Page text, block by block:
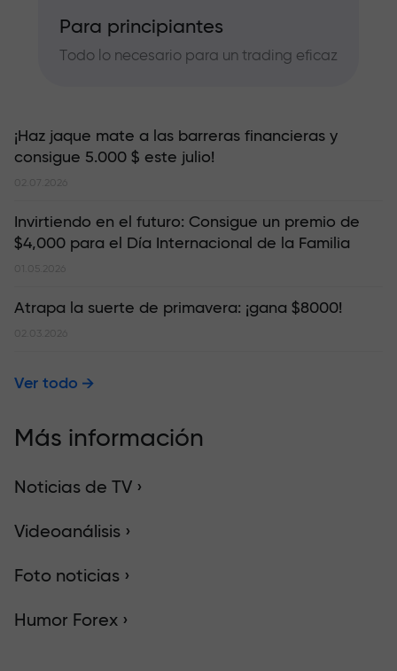
Para principiantes
Todo lo necesario para un trading eficaz
¡Haz jaque mate a las barreras financieras y
consigue 5.000 $ este julio!
02.07.2026
Invirtiendo en el futuro: Consigue un premio de
$4,000 para el Día Internacional de la Familia
01.05.2026
Atrapa la suerte de primavera: ¡gana $8000!
02.03.2026
Ver todo
Más información
Noticias de TV ›
Videoanálisis ›
Foto noticias ›
Humor Forex ›